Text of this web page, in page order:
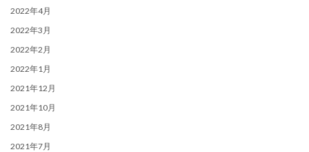
2022年4月
2022年3月
2022年2月
2022年1月
2021年12月
2021年10月
2021年8月
2021年7月